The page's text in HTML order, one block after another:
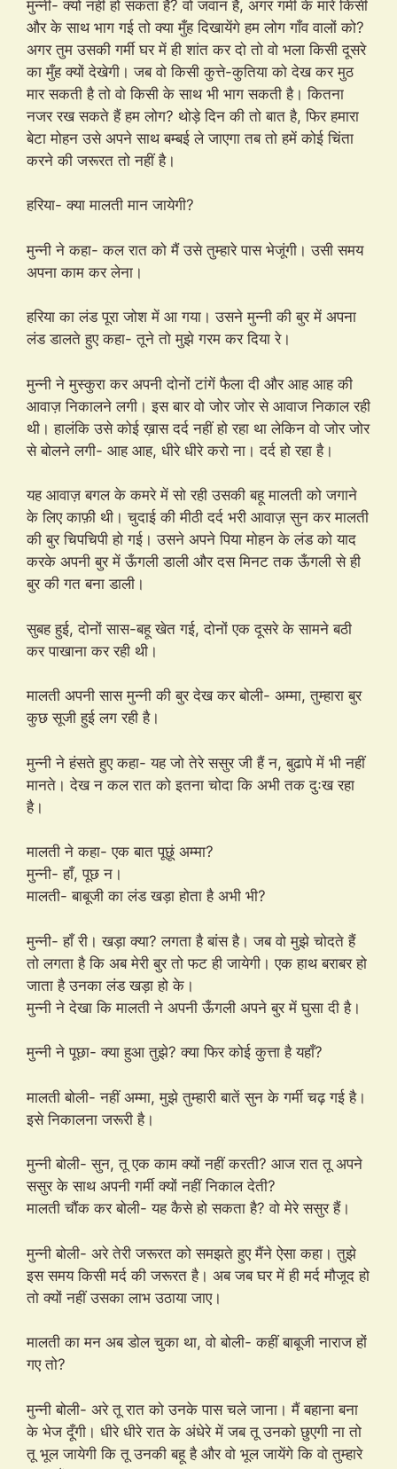
मुन्नी- क्यों नहीं हो सकता है? वो जवान है, अगर गर्मी के मारे किसी
और के साथ भाग गई तो क्या मुँह दिखायेंगे हम लोग गाँव वालों को?
अगर तुम उसकी गर्मी घर में ही शांत कर दो तो वो भला किसी दूसरे
का मुँह क्यों देखेगी। जब वो किसी कुत्ते-कुतिया को देख कर मुठ
मार सकती है तो वो किसी के साथ भी भाग सकती है। कितना
नजर रख सकते हैं हम लोग? थोड़े दिन की तो बात है, फिर हमारा
बेटा मोहन उसे अपने साथ बम्बई ले जाएगा तब तो हमें कोई चिंता
करने की जरूरत तो नहीं है।
हरिया- क्या मालती मान जायेगी?
मुन्नी ने कहा- कल रात को मैं उसे तुम्हारे पास भेजूंगी। उसी समय
अपना काम कर लेना।
हरिया का लंड पूरा जोश में आ गया। उसने मुन्नी की बुर में अपना
लंड डालते हुए कहा- तूने तो मुझे गरम कर दिया रे।
मुन्नी ने मुस्कुरा कर अपनी दोनों टांगें फैला दी और आह आह की
आवाज़ निकालने लगी। इस बार वो जोर जोर से आवाज निकाल रही
थी। हालंकि उसे कोई ख़ास दर्द नहीं हो रहा था लेकिन वो जोर जोर
से बोलने लगी- आह आह, धीरे धीरे करो ना। दर्द हो रहा है।
यह आवाज़ बगल के कमरे में सो रही उसकी बहू मालती को जगाने
के लिए काफ़ी थी। चुदाई की मीठी दर्द भरी आवाज़ सुन कर मालती
की बुर चिपचिपी हो गई। उसने अपने पिया मोहन के लंड को याद
करके अपनी बुर में ऊँगली डाली और दस मिनट तक ऊँगली से ही
बुर की गत बना डाली।
सुबह हुई, दोनों सास-बहू खेत गई, दोनों एक दूसरे के सामने बठी
कर पाखाना कर रही थी।
मालती अपनी सास मुन्नी की बुर देख कर बोली- अम्मा, तुम्हारा बुर
कुछ सूजी हुई लग रही है।
मुन्नी ने हंसते हुए कहा- यह जो तेरे ससुर जी हैं न, बुढापे में भी नहीं
मानते। देख न कल रात को इतना चोदा कि अभी तक दुःख रहा
है।
मालती ने कहा- एक बात पूछूं अम्मा?
मुन्नी- हाँ, पूछ न।
मालती- बाबूजी का लंड खड़ा होता है अभी भी?
मुन्नी- हाँ री। खड़ा क्या? लगता है बांस है। जब वो मुझे चोदते हैं
तो लगता है कि अब मेरी बुर तो फट ही जायेगी। एक हाथ बराबर हो
जाता है उनका लंड खड़ा हो के।
मुन्नी ने देखा कि मालती ने अपनी ऊँगली अपने बुर में घुसा दी है।
मुन्नी ने पूछा- क्या हुआ तुझे? क्या फिर कोई कुत्ता है यहाँ?
मालती बोली- नहीं अम्मा, मुझे तुम्हारी बातें सुन के गर्मी चढ़ गई है।
इसे निकालना जरूरी है।
मुन्नी बोली- सुन, तू एक काम क्यों नहीं करती? आज रात तू अपने
ससुर के साथ अपनी गर्मी क्यों नहीं निकाल देती?
मालती चौंक कर बोली- यह कैसे हो सकता है? वो मेरे ससुर हैं।
मुन्नी बोली- अरे तेरी जरूरत को समझते हुए मैंने ऐसा कहा। तुझे
इस समय किसी मर्द की जरूरत है। अब जब घर में ही मर्द मौजूद हो
तो क्यों नहीं उसका लाभ उठाया जाए।
मालती का मन अब डोल चुका था, वो बोली- कहीं बाबूजी नाराज हों
गए तो?
मुन्नी बोली- अरे तू रात को उनके पास चले जाना। मैं बहाना बना
के भेज दूँगी। धीरे धीरे रात के अंधेरे में जब तू उनको छुएगी ना तो
तू भूल जायेगी कि तू उनकी बहू है और वो भूल जायेंगे कि वो तुम्हारे